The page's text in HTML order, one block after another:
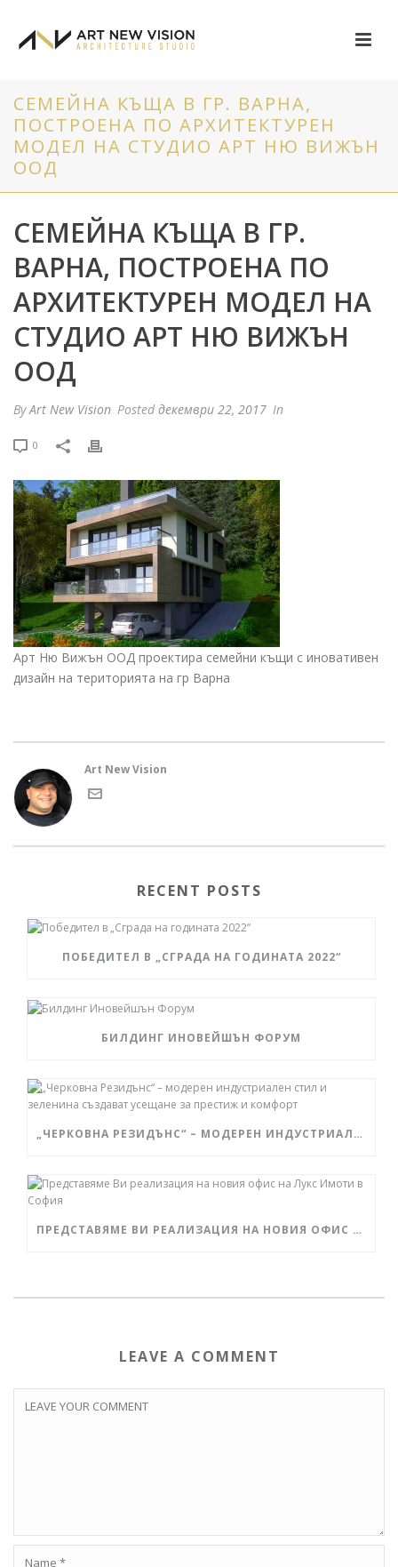
СЕМЕЙНА КЪЩА В ГР. ВАРНА,
ПОСТРОЕНА ПО АРХИТЕКТУРЕН
МОДЕЛ НА СТУДИО АРТ НЮ ВИЖЪН
ООД
СЕМЕЙНА КЪЩА В ГР.
ВАРНА, ПОСТРОЕНА ПО
АРХИТЕКТУРЕН МОДЕЛ НА
СТУДИО АРТ НЮ ВИЖЪН
ООД
ByArt New Vision Posted декември 22, 2017 In
0
Арт Ню Вижън ООД проектира семейни къщи с иновативен
дизайн на територията на гр Варна
Art New Vision
RECENT POSTS
ПОБЕДИТЕЛ В „СГРАДА НА ГОДИНАТА 2022“
БИЛДИНГ ИНОВЕЙШЪН ФОРУМ
„ЧЕРКОВНА РЕЗИДЪНС“ – МОДЕРЕН ИНДУСТРИАЛЕН СТИЛ И ЗЕЛЕНИНА СЪЗДАВАТ УСЕЩАНЕ ЗА ПРЕСТИЖ И КОМФОРТ
ПРЕДСТАВЯМЕ ВИ РЕАЛИЗАЦИЯ НА НОВИЯ ОФИС НА ЛУКС ИМОТИ В СОФИЯ
LEAVE A COMMENT